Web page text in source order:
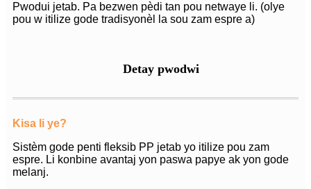
Pwodui jetab. Pa bezwen pèdi tan pou netwaye li. (olye
pou w itilize gode tradisyonèl la sou zam espre a)
Detay pwodwi
Kisa li ye?
Sistèm gode penti fleksib PP jetab yo itilize pou zam
espre. Li konbine avantaj yon paswa papye ak yon gode
melanj.